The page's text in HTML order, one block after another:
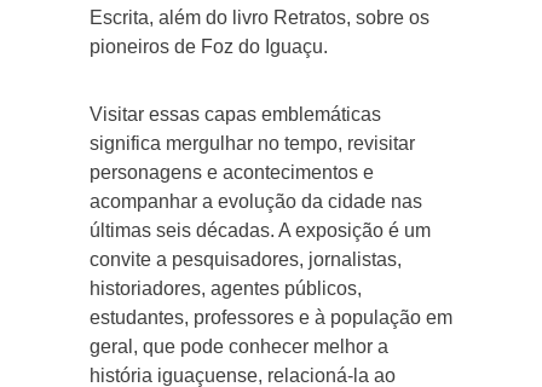
Escrita, além do livro Retratos, sobre os
pioneiros de Foz do Iguaçu.
Visitar essas capas emblemáticas
significa mergulhar no tempo, revisitar
personagens e acontecimentos e
acompanhar a evolução da cidade nas
últimas seis décadas. A exposição é um
convite a pesquisadores, jornalistas,
historiadores, agentes públicos,
estudantes, professores e à população em
geral, que pode conhecer melhor a
história iguaçuense, relacioná-la ao